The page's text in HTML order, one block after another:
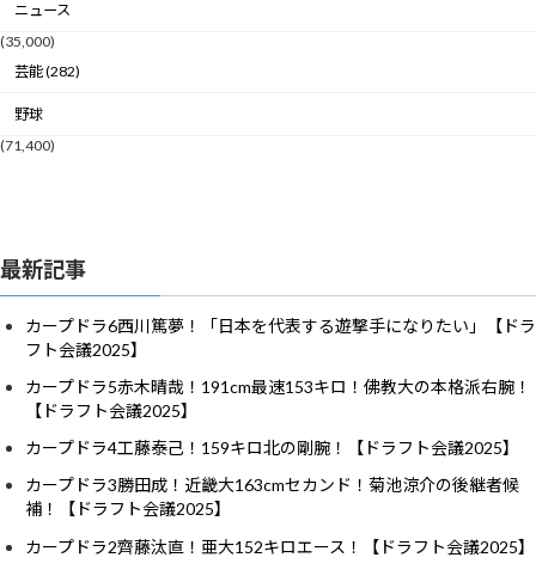
ニュース
(35,000)
芸能 (282)
野球
(71,400)
最新記事
カープドラ6西川篤夢！「日本を代表する遊撃手になりたい」【ドラ
フト会議2025】
カープドラ5赤木晴哉！191cm最速153キロ！佛教大の本格派右腕！
【ドラフト会議2025】
カープドラ4工藤泰己！159キロ北の剛腕！【ドラフト会議2025】
カープドラ3勝田成！近畿大163cmセカンド！菊池涼介の後継者候
補！【ドラフト会議2025】
カープドラ2齊藤汰直！亜大152キロエース！【ドラフト会議2025】